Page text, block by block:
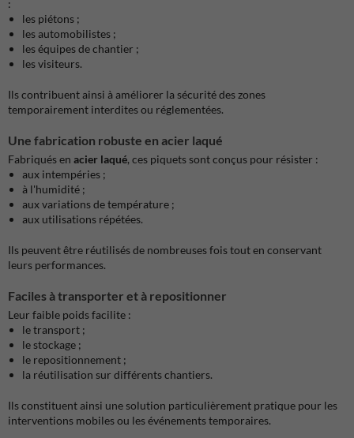
:
les piétons ;
les automobilistes ;
les équipes de chantier ;
les visiteurs.
Ils contribuent ainsi à améliorer la sécurité des zones
temporairement interdites ou réglementées.
Une fabrication robuste en acier laqué
Fabriqués en acier laqué, ces piquets sont conçus pour résister :
aux intempéries ;
à l'humidité ;
aux variations de température ;
aux utilisations répétées.
Ils peuvent être réutilisés de nombreuses fois tout en conservant
leurs performances.
Faciles à transporter et à repositionner
Leur faible poids facilite :
le transport ;
le stockage ;
le repositionnement ;
la réutilisation sur différents chantiers.
Ils constituent ainsi une solution particulièrement pratique pour les
interventions mobiles ou les événements temporaires.